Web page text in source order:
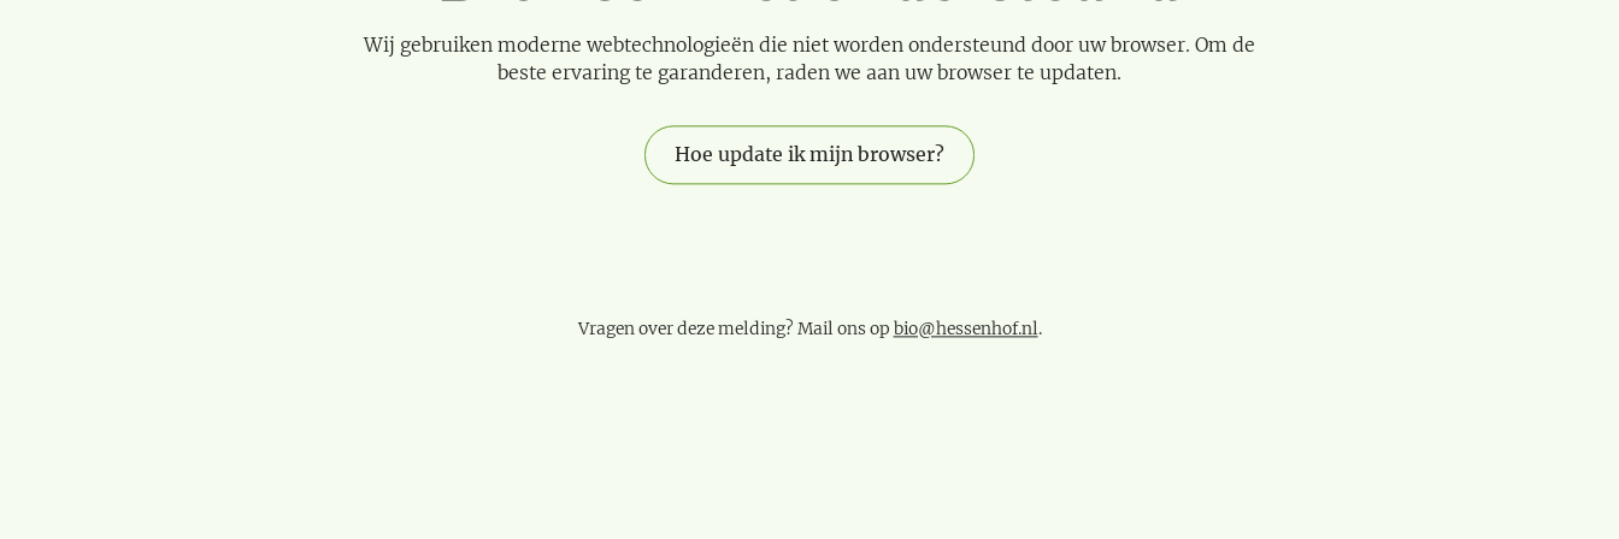
Wij gebruiken moderne webtechnologieën die niet worden ondersteund door uw browser. Om de
beste ervaring te garanderen, raden we aan uw browser te updaten.
Hoe update ik mijn browser?
Vragen over deze melding? Mail ons op bio@hessenhof.nl.